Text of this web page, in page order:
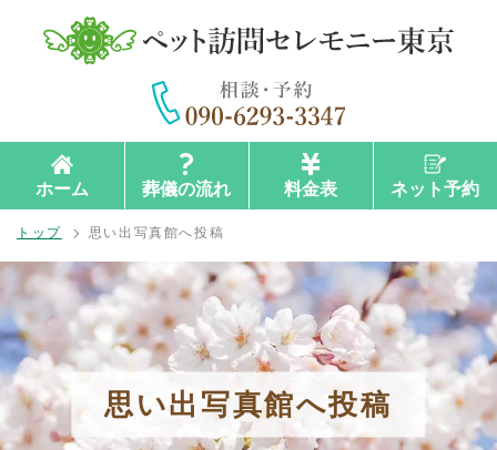
ホーム 葬儀の流れ 料金表 ネット予約
トップ 思い出写真館へ投稿
思い出写真館へ投稿